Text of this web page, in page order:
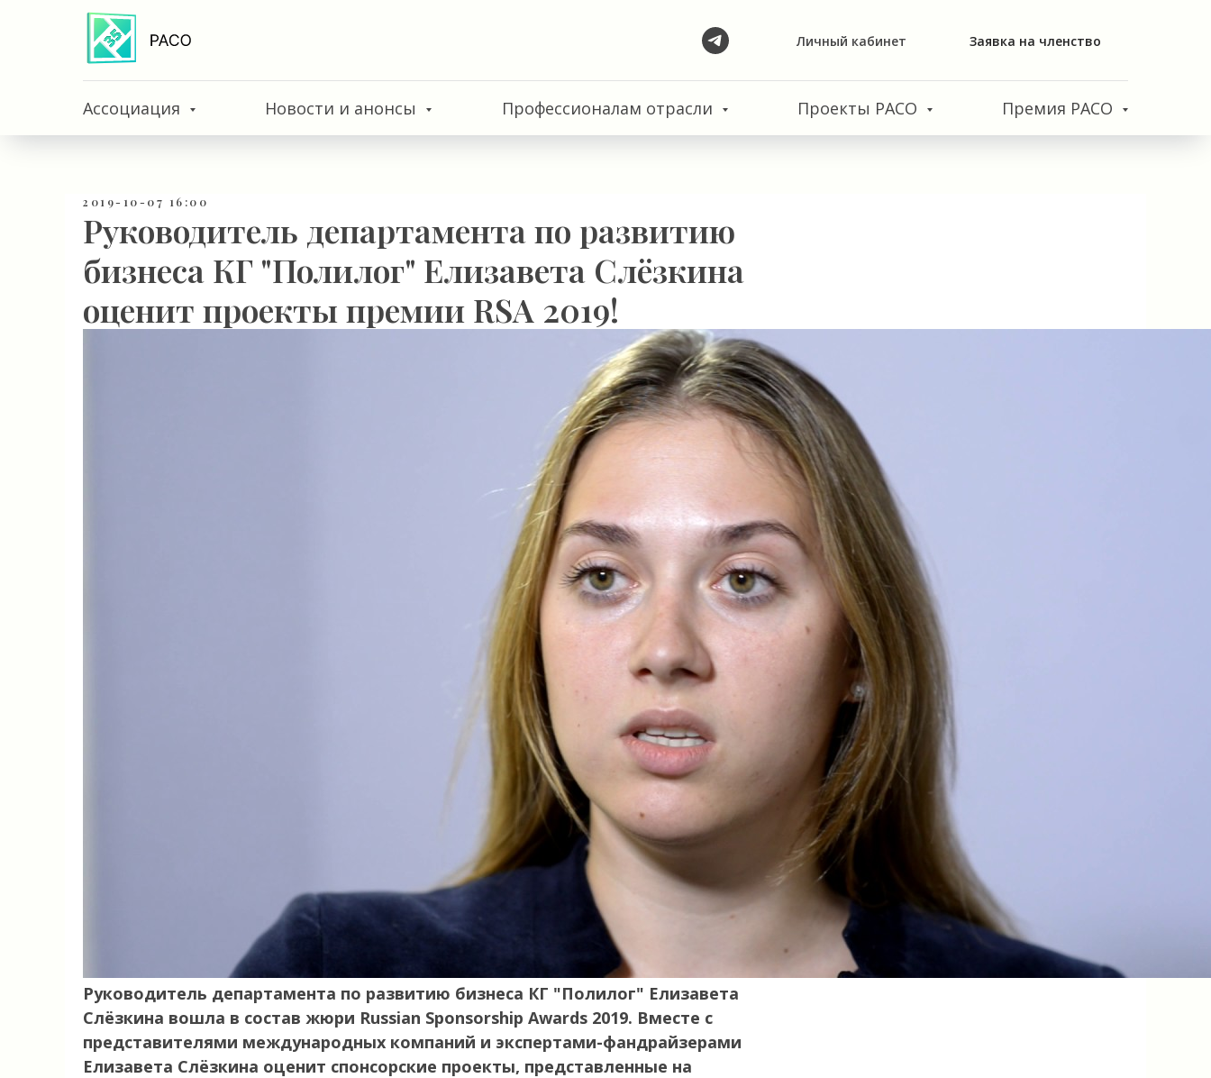
Личный кабинет Заявка на членство
Ассоциация Новости и анонсы Профессионалам отрасли Проекты РАСО Премия РАСО
2019-10-07 16:00
Руководитель департамента по развитию
бизнеса КГ "Полилог" Елизавета Слёзкина
оценит проекты премии RSA 2019!
Руководитель департамента по развитию бизнеса КГ "Полилог" Елизавета
Слёзкина вошла в состав жюри Russian Sponsorship Awards 2019. Вместе с
представителями международных компаний и экспертами-фандрайзерами
Елизавета Слёзкина оценит спонсорские проекты, представленные на